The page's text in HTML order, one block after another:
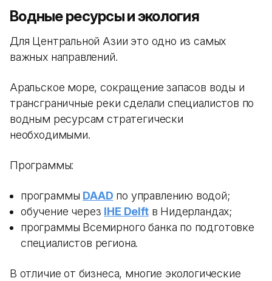
Водные ресурсы и экология
Для Центральной Азии это одно из самых
важных направлений.
Аральское море, сокращение запасов воды и
трансграничные реки сделали специалистов по
водным ресурсам стратегически
необходимыми.
Программы:
программы DAAD по управлению водой;
обучение через IHE Delftв Нидерландах;
программы Всемирного банка по подготовке
специалистов региона.
В отличие от бизнеса, многие экологические